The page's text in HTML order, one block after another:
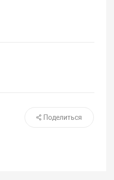
Поделиться